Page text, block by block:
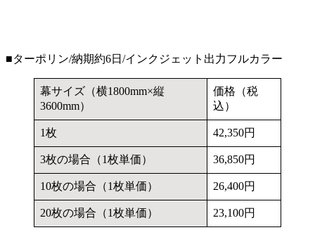
■ターポリン/納期約6日/インクジェット出力フルカラー
幕サイズ（横1800mm×縦
3600mm）
価格（税
込）
1枚 42,350円
3枚の場合（1枚単価） 36,850円
10枚の場合（1枚単価） 26,400円
20枚の場合（1枚単価） 23,100円